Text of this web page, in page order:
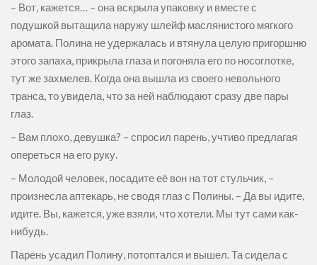
– Вот, кажется… – она вскрыла упаковку и вместе с
подушкой вытащила наружу шлейф маслянистого мягкого
аромата. Полина не удержалась и втянула целую пригоршню
этого запаха, прикрыла глаза и погоняла его по носоглотке,
тут же захмелев. Когда она вышла из своего невольного
транса, то увидела, что за ней наблюдают сразу две пары
глаз.
– Вам плохо, девушка? – спросил парень, учтиво предлагая
опереться на его руку.
– Молодой человек, посадите её вон на тот стульчик, –
произнесла аптекарь, не сводя глаз с Полины. – Да вы идите,
идите. Вы, кажется, уже взяли, что хотели. Мы тут сами как-
нибудь.
Парень усадил Полину, потоптался и вышел. Та сидела с